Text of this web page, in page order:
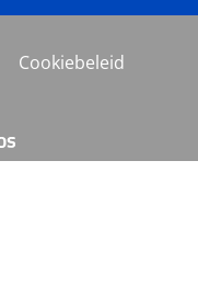
Cookiebeleid